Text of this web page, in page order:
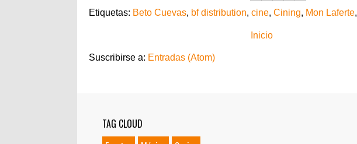
Etiquetas: Beto Cuevas, bf distribution, cine, Cining, Mon Laferte,
Inicio
Suscribirse a: Entradas (Atom)
TAG CLOUD